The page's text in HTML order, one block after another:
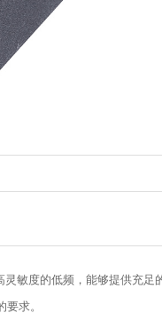
敏度的低频，能够提供充足
求。